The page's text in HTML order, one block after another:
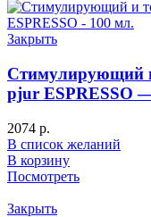
Закрыть
Стимулирующий
pjur ESPRESSO
2074 р.
В список желаний
В корзину
Посмотреть
Закрыть